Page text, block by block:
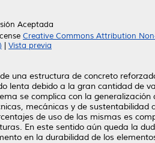
Aceptada
Creative Commons Attribution
Vista previa
una estructura de concreto
lenta debido a la gran cantidad de
se complica con la
mecánicas y de
de uso de las mismas es
En este sentido aún queda la
en la durabilidad de los